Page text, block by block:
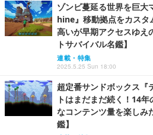
ゾンビ蔓延る世界を巨
hine』移動拠点をカスタ
高いが早期アクセスゆえ
トサバイバル名鑑】
連載・特集
2025.5.25 Sun 18:00
超定番サンドボックス『
トはまだまだ続く！14
なコンテンツ量を楽しみ
鑑】